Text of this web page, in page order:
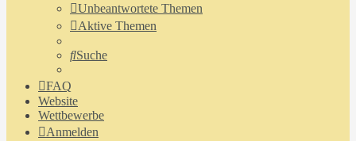
Unbeantwortete Themen
Aktive Themen
Suche
FAQ
Website
Wettbewerbe
Anmelden